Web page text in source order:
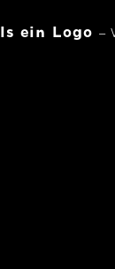
ein Logo –